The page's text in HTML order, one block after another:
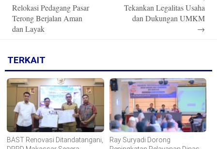
Relokasi Pedagang Pasar
Terong Berjalan Aman
dan Layak
Tekankan Legalitas Usaha
dan Dukungan UMKM
→
TERKAIT
BAST Renovasi Ditandatangani,
Ray Suryadi Dorong